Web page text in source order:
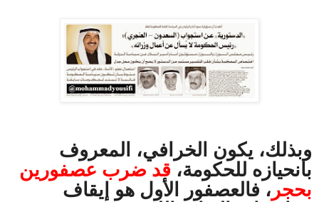
وبذلك، يكون الخرافي، المعروف
بانحيازه للحكومة، قد ضرب عصفورين
بحجر ، فالعصفور الأول هو إيقاف